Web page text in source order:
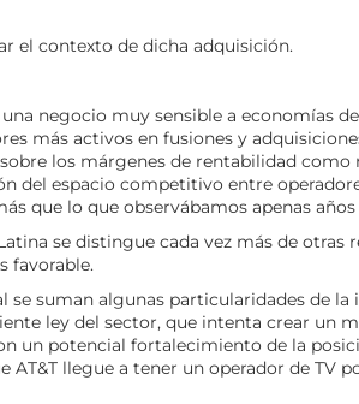
el contexto de dicha adquisición.
negocio muy sensible a economías
más activos en fusiones y
los márgenes de rentabilidad como
del espacio competitivo entre
que lo que observábamos apenas años
se distingue cada vez más de otras
favorable.
suman algunas particularidades de la
ley del sector, que intenta crear un
un potencial fortalecimiento de la
llegue a tener un operador de TV